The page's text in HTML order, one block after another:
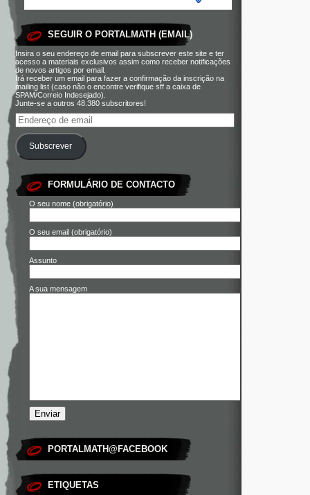
SEGUIR O PORTALMATH (EMAIL)
Insira o seu endereço de email para subscrever este site e ter
acesso a materiais exclusivos assim como receber notificações
de novos artigos por email.
Irá receber um email para fazer a confirmação da inscrição na
mailing list (caso não o encontre verifique sff a caixa de
SPAM/Correio Indesejado).
Junte-se a outros 48.380 subscritores!
Subscrever
FORMULÁRIO DE CONTACTO
O seu nome (obrigatório)
O seu email (obrigatório)
Assunto
A sua mensagem
PORTALMATH@FACEBOOK
ETIQUETAS